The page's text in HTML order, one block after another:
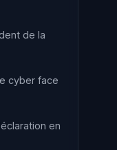
de la
cyber face
en